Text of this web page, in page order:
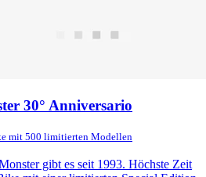
30° Anniversario
mit 500 limitierten Modellen
gibt es seit 1993. Höchste Zeit